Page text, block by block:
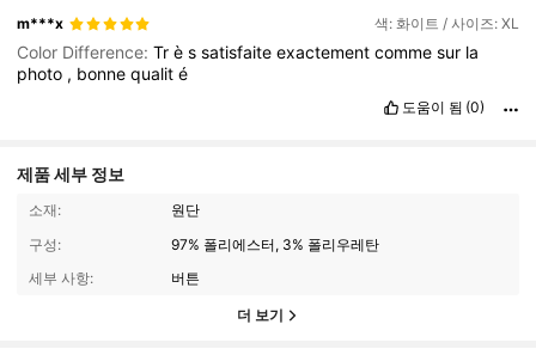
m***x 색: 화이트 / 사이즈: XL
Color Difference:Trèssatisfaiteexactementcommesur la
photo , bonnequalité
도움이 됨 (0)
제품 세부 정보
소재:
원단
구성:
97% 폴리에스터, 3% 폴리우레탄
세부 사항:
버튼
더 보기